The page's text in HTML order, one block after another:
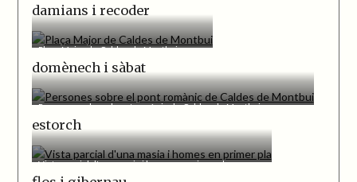
damians i recoder
Plaça Major de Caldes de Montbui
domènech i sàbat
Persones sobre el pont romànic de Caldes de Montbui
estorch
Vista parcial d'una masia i homes en primer pla